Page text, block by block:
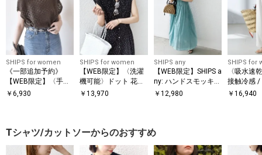
SHIPS for women
《一部追加予約》
【WEB限定】〈手洗
い可能〉アイレット
￥ 6,930
SHIPS for women
【WEB限定】〈洗濯
機可能〉ドット 花柄
サイド プリーツ フレ
￥13,970
SHIPS any
【WEB限定】SHIPS a
ny: ハンドスモッキン
グ コットン フレア
￥ 12,980
SHIPS for
〈吸水速
接触冷感 /
能〉ツイ
￥16,940
Tシャツ/カットソーからのおすすめ